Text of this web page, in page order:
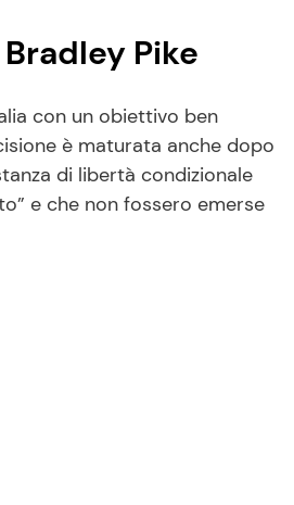
Pike
con un obiettivo ben
è maturata anche dopo
di libertà condizionale
e che non fossero emerse